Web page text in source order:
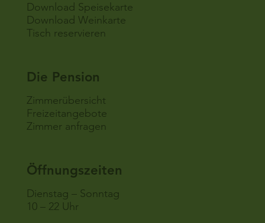
Download Speisekarte
Download Weinkarte
Tisch reservieren
Die Pension
Zimmerübersicht
Freizeitangebote
Zimmer anfragen
Öffnungszeiten
Dienstag – Sonntag
10 – 22 Uhr